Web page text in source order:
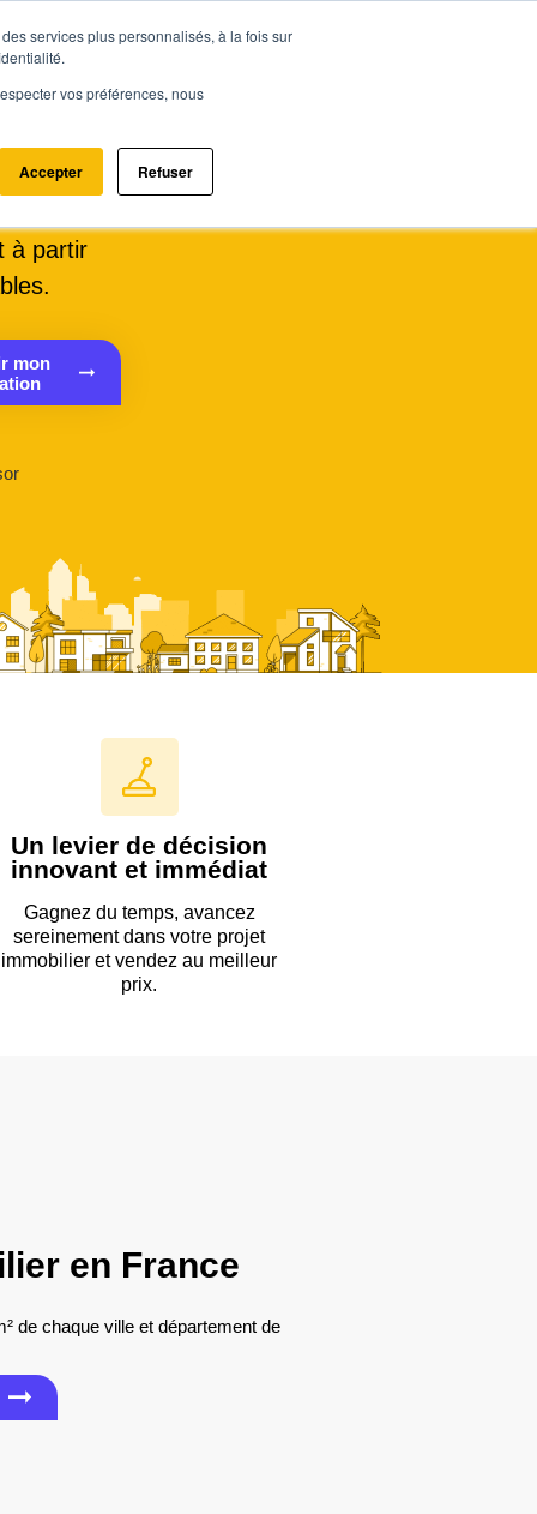
services plus personnalisés, à la fois sur
vos préférences, nous
Accepter Refuser
minutes
à partir
mon
Un levier de décision
innovant et immédiat
Gagnez du temps, avancez
sereinement dans votre projet
immobilier et vendez au meilleur
prix.
en France
de chaque ville et département de